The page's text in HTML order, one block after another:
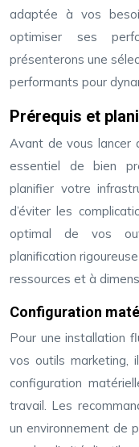
adaptée à vos
optimiser ses
présenterons une
performants pour
Prérequis et
Avant de vous lancer
essentiel de bien
planifier votre
d’éviter les
optimal de vos
planification
ressources et à
Configuration
Pour une installation
vos outils marketing,
configuration
travail. Les
un environnement de